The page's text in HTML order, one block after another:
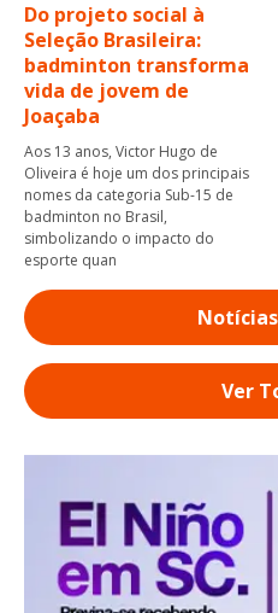
Do projeto social à
Seleção Brasileira:
badminton transforma
vida de jovem de
Joaçaba
Aos 13 anos, Victor Hugo de
Oliveira é hoje um dos principais
nomes da categoria Sub-15 de
badminton no Brasil,
simbolizando o impacto do
esporte quan
Ver